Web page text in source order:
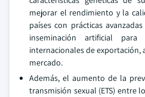
mejorar el rendimiento y la
países con prácticas
inseminación artificial
internacionales de
mercado.
Además, el aumento de la
transmisión sexual (ETS) entre